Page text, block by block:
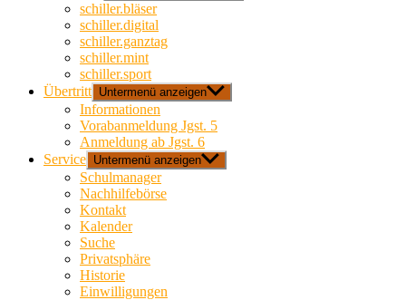
schiller.bläser
schiller.digital
schiller.ganztag
schiller.mint
schiller.sport
Übertritt Untermenü anzeigen
Informationen
Vorabanmeldung Jgst. 5
Anmeldung ab Jgst. 6
Service Untermenü anzeigen
Schulmanager
Nachhilfebörse
Kontakt
Kalender
Suche
Privatsphäre
Historie
Einwilligungen